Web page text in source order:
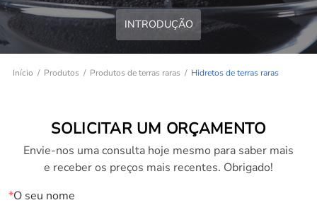
INTRODUÇÃO
Início Produtos Produtos de terras raras Hidretos de terras raras
SOLICITAR UM ORÇAMENTO
Envie-nos uma consulta hoje mesmo para saber mais
e receber os preços mais recentes. Obrigado!
*O seu nome